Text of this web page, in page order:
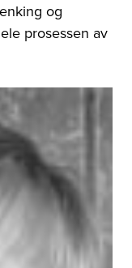
og
prosessen av